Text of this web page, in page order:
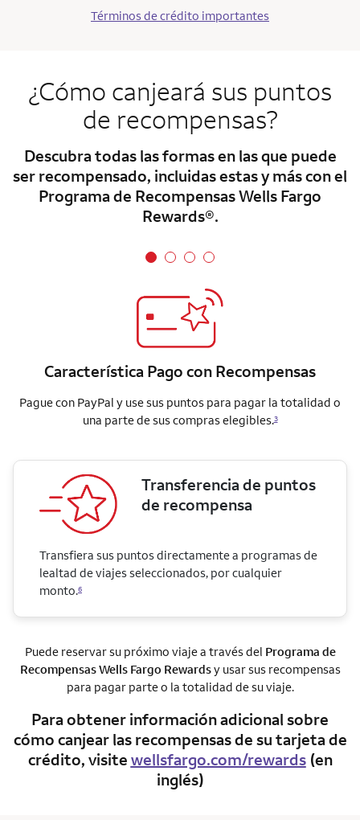
Términos de crédito importantes
¿Cómo canjeará sus puntos
de recompensas?
Descubra todas las formas en las que puede
ser recompensado, incluidas estas y más con el
Programa de Recompensas Wells Fargo
Rewards®.
Característica Pago con Recompensas
Pague con PayPal y use sus puntos para pagar la totalidad o
una parte de sus compras elegibles.3
Transferencia de puntos
de recompensa
Transfiera sus puntos directamente a programas de
lealtad de viajes seleccionados, por cualquier
monto.6
Puede reservar su próximo viaje a través del Programa de
RecompensasWells Fargo Rewardsy usar sus recompensas
para pagar parte o la totalidad de su viaje.
Para obtener información adicional sobre
cómo canjear las recompensas de su tarjeta de
crédito, visite wellsfargo.com/rewards(en
inglés)